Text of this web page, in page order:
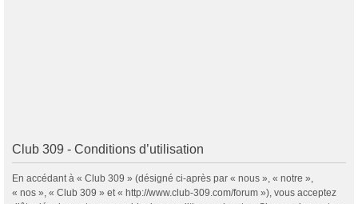
Club 309 - Conditions d’utilisation
En accédant à « Club 309 » (désigné ci-après par « nous », « notre »,
« nos », « Club 309 » et « http://www.club-309.com/forum »), vous acceptez